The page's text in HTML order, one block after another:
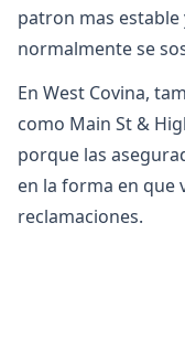
patron mas
normalmente se
En West Covina,
como Main St &
porque las
en la forma en que
reclamaciones.